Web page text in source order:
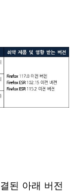
된 아래 버전